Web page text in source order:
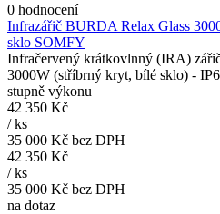
0 hodnocení
Infrazářič BURDA Relax Glass
sklo SOMFY
Infračervený krátkovlnný (IRA)
3000W (stříbrný kryt, bílé sklo) -
stupně výkonu
42 350 Kč
/ks
35 000 Kč bez DPH
42 350 Kč
/ks
35 000 Kč bez DPH
na dotaz